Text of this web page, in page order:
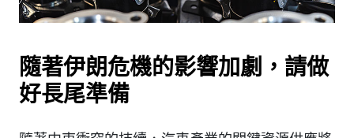
隨著伊朗危機的影響加劇，請做
好長尾準備